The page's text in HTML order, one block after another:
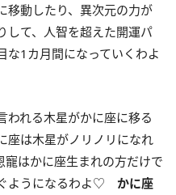
移動したり、異次元の力が
して、人智を超えた開運パ
な1 カ月間になっていくわよ
われる木星がかに座に移る
座は木星がノリノリになれ
寵はかに座生まれの方だけで
ようになるわよ♡ かに座